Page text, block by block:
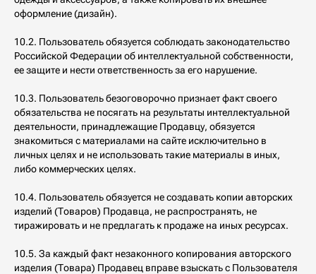
оформление (дизайн).
10.2. Пользователь обязуется соблюдать законодательство
Российской Федерации об интеллектуальной собственности,
ее защите и нести ответственность за его нарушение.
10.3. Пользователь безоговорочно признает факт своего
обязательства не посягать на результаты интеллектуальной
деятельности, принадлежащие Продавцу, обязуется
знакомиться с материалами на сайте исключительно в
личных целях и не использовать такие материалы в иных,
либо коммерческих целях.
10.4. Пользователь обязуется не создавать копии авторских
изделий (Товаров) Продавца, не распространять, не
тиражировать и не предлагать к продаже на иных ресурсах.
10.5. За каждый факт незаконного копирования авторского
изделия (Товара) Продавец вправе взыскать с Пользователя